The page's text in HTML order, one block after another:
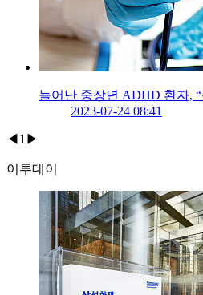
늘어난 중장년 ADHD 환자,
2023-07-24 08:41
◀ 1 ▶
이투데이